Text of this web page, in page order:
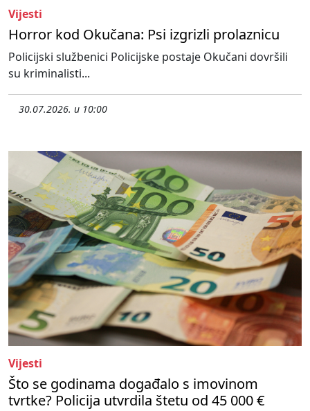
Vijesti
Horror kod Okučana: Psi izgrizli prolaznicu
Policijski službenici Policijske postaje Okučani dovršili
su kriminalisti...
30.07.2026. u 10:00
Vijesti
Što se godinama događalo s imovinom
tvrtke? Policija utvrdila štetu od 45 000 €